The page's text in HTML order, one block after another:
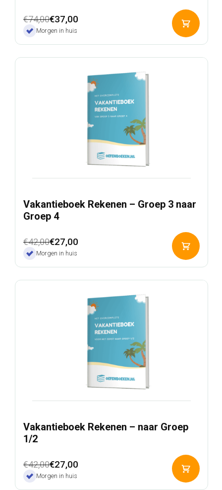
€74,00
Oorspronkelijke
prijs
€74,00.
€37,00
Huidige
prijs
€37,00.
Morgen in huis
aan
Vakantieboek Rekenen – Groep 3 naar
Groep 4
€42,00
Oorspronkelijke
prijs
€42,00.
€27,00
Huidige
prijs
€27,00.
Morgen in huis
aan
Vakantieboek Rekenen – naar Groep
1/2
€42,00
Oorspronkelijke
prijs
€27,00
Huidige
prijsMorgen in huis
aan